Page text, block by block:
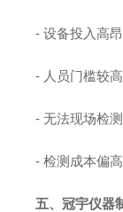
- 设备投入高
- 人员门槛较
- 无法现场检
- 检测成本偏
五、冠宇仪器